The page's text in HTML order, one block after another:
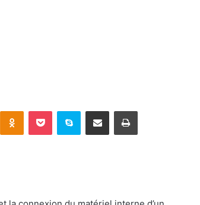
Odnoklassniki
Pocket Skype Partager par email Imprimer